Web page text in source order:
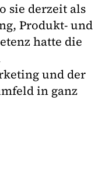
sie derzeit als
Produkt- und
hatte die
und der
in ganz